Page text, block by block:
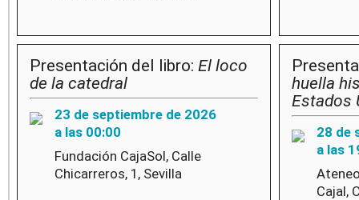
Presentación del libro: El loco
de la catedral
23 de septiembre de 2026
a las 00:00
Fundación CajaSol, Calle
Chicarreros, 1, Sevilla
huella
Estados
28 de
a las
Cajal,